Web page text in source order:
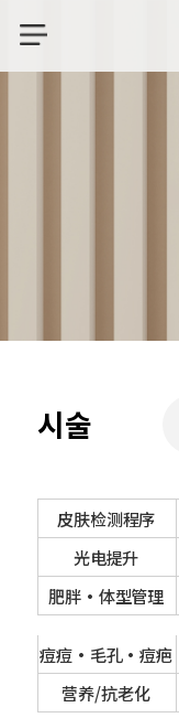
시술
皮肤检测程序
光电提升
肥胖·体型管理
痘痘·毛孔·痘疤
营养/抗老化